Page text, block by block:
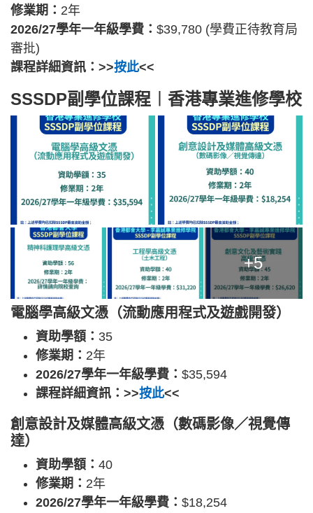
修業期： 2年
2026/27學年一年級學費： $39,780 (學費正待教育局
審批)
課程詳細資訊：>>按此<<
SSSDP副學位課程︱香港專業進修學校
+5
電腦學高級文憑（流動應用程式及遊戲開發）
資助學額： 35
修業期： 2年
2026/27學年一年級學費： $35,594
課程詳細資訊：>>按此<<
創意設計及媒體高級文憑（數碼影像／視覺傳
達）
資助學額： 40
修業期： 2年
2026/27學年一年級學費： $18,254